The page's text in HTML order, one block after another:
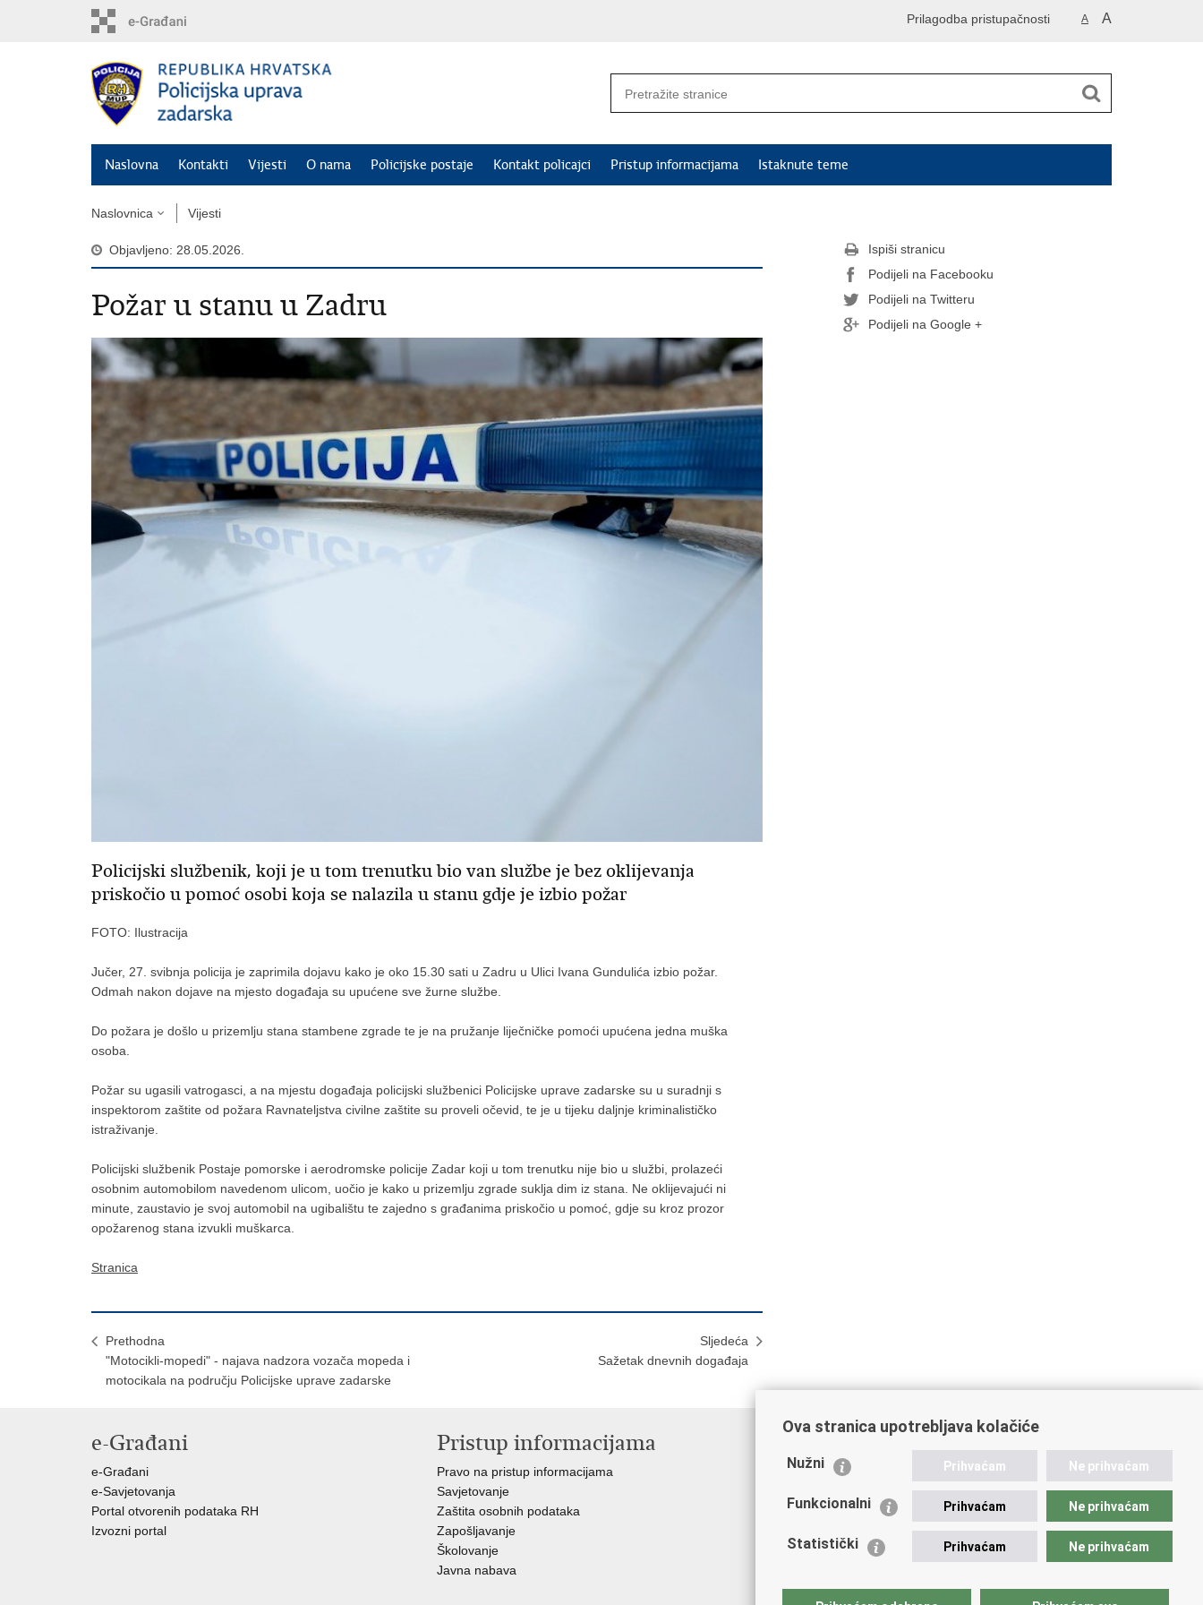
A A
Prilagodba pristupačnosti
Naslovna Kontakti Vijesti O nama Policijske postaje Kontakt policajci Pristup informacijama Istaknute teme
Naslovnica Vijesti
Objavljeno: 28.05.2026.
Požar u stanu u Zadru
Policijski službenik, koji je u tom trenutku bio van službe je bez oklijevanja
priskočio u pomoć osobi koja se nalazila u stanu gdje je izbio požar
FOTO: Ilustracija
Jučer, 27. svibnja policija je zaprimila dojavu kako je oko 15.30 sati u Zadru u Ulici Ivana Gundulića izbio požar.
Odmah nakon dojave na mjesto događaja su upućene sve žurne službe.
Do požara je došlo u prizemlju stana stambene zgrade te je na pružanje liječničke pomoći upućena jedna muška
osoba.
Požar su ugasili vatrogasci, a na mjestu događaja policijski službenici Policijske uprave zadarske su u suradnji s
inspektorom zaštite od požara Ravnateljstva civilne zaštite su proveli očevid, te je u tijeku daljnje kriminalističko
istraživanje.
Policijski službenik Postaje pomorske i aerodromske policije Zadar koji u tom trenutku nije bio u službi, prolazeći
osobnim automobilom navedenom ulicom, uočio je kako u prizemlju zgrade suklja dim iz stana. Ne oklijevajući ni
minute, zaustavio je svoj automobil na ugibalištu te zajedno s građanima priskočio u pomoć, gdje su kroz prozor
opožarenog stana izvukli muškarca.
Stranica
Prethodna
"Motocikli-mopedi" - najava nadzora vozača mopeda i
motocikala na području Policijske uprave zadarske
Sljedeća
Sažetak dnevnih događaja
Ispiši stranicu
Podijeli na Facebooku
Podijeli na Twitteru
Podijeli na Google +
e-Građani
e-Građani
e-Savjetovanja
Portal otvorenih podataka RH
Izvozni portal
Pristup informacijama
Pravo na pristup informacijama
Savjetovanje
Zaštita osobnih podataka
Zapošljavanje
Školovanje
Javna nabava
Važne poveznice
Ministarstvo unutarnjih poslova
Udruge
Policijska akademija
Zaklada policijske solidarnosti
Ova stranica upotrebljava kolačiće
Nužni Prihvaćam Ne prihvaćam
Funkcionalni Prihvaćam Ne prihvaćam
Statistički Prihvaćam Ne prihvaćam